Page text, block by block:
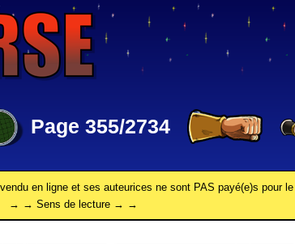
Page 355/2734
en ligne et ses auteurices ne sont PAS payé(e)s pour le
→ → Sens de lecture → →